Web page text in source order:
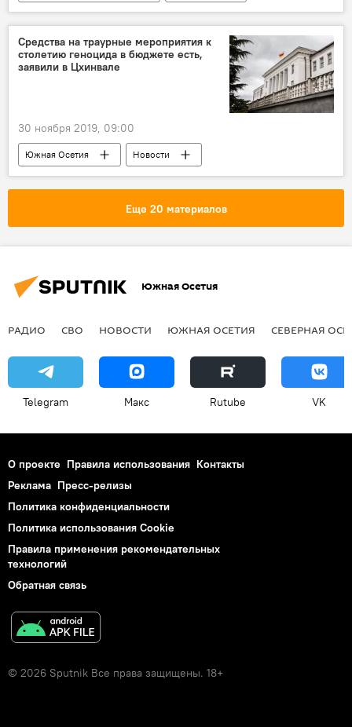
Радио
Средства на траурные мероприятия к
столетию геноцида в бюджете есть,
заявили в Цхинвале
30 ноября 2019, 09:00
Южная Осетия
Новости
Экономика
Геноцид осетин
Еще 20 материалов
Южная Осетия
РАДИО СВО НОВОСТИ ЮЖНАЯ ОСЕТИЯ СЕВЕРНАЯ
Telegram Макс Rutube VK
О проекте Правила использования Контакты
Реклама Пресс-релизы
Политика конфиденциальности
Политика использования Cookie
Правила применения рекомендательных
технологий
Обратная связь
© 2026 Sputnik Все права защищены. 18+